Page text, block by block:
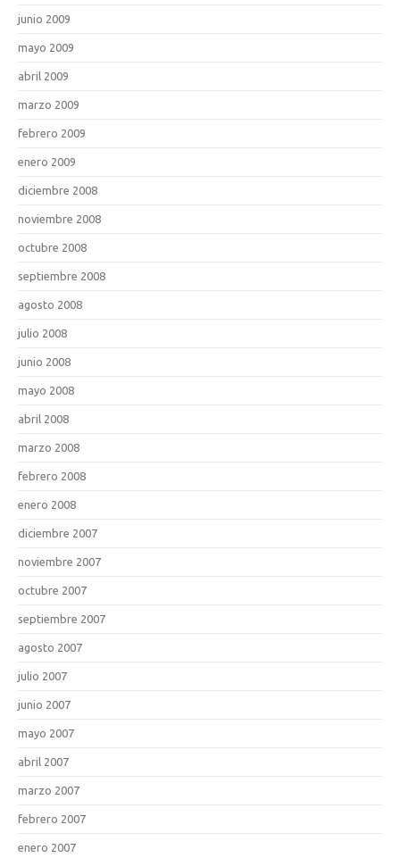
junio 2009
mayo 2009
abril 2009
marzo 2009
febrero 2009
enero 2009
diciembre 2008
noviembre 2008
octubre 2008
septiembre 2008
agosto 2008
julio 2008
junio 2008
mayo 2008
abril 2008
marzo 2008
febrero 2008
enero 2008
diciembre 2007
noviembre 2007
octubre 2007
septiembre 2007
agosto 2007
julio 2007
junio 2007
mayo 2007
abril 2007
marzo 2007
febrero 2007
enero 2007